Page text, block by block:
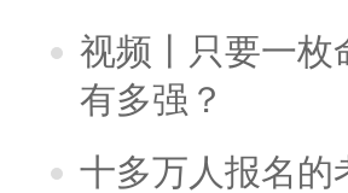
视频丨只要一枚
有多强？
十多万人报名的